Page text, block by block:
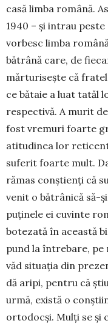
casă limba română.
1940 – și intrau peste
vorbesc limba
bătrână care, de
mărturisește că
ce bătaie a luat tatăl
respec­tivă. A murit
fost vremuri foarte
atitudinea lor
suferit foarte mult.
rămas conștienți că
venit o bătrânică să-
puținele ei cuvinte
bote­zată în această
pund la întrebare, pe
văd situația din
dă aripi, pentru că
urmă, există o
ortodocși. Mulți se și